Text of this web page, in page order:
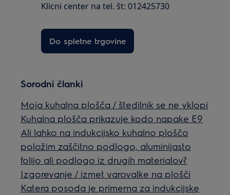
Klicni center na tel. št: 012425730
Do spletne trgovine
Sorodni članki
Moja kuhalna plošča / štedilnik se ne vklopi
Kuhalna plošča prikazuje kodo napake E9
Ali lahko na indukcijsko kuhalno ploščo
položim zaščitno podlogo, aluminijasto
folijo ali podlogo iz drugih materialov?
Izgorevanje / izmet varovalke na plošči
Katera posoda je primerna za indukcijske